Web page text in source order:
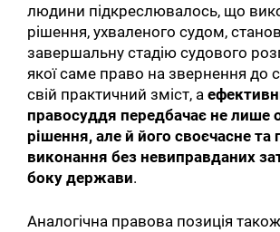
людини підкреслювалось, що
рішення, ухваленого судом,
завершальну стадію судового
якої саме право на звернення до
свій практичний зміст, а
правосуддя передбачає не лише
рішення, але й його своєчасне та
виконання без невиправданих
боку держави.
Аналогічна правова позиція